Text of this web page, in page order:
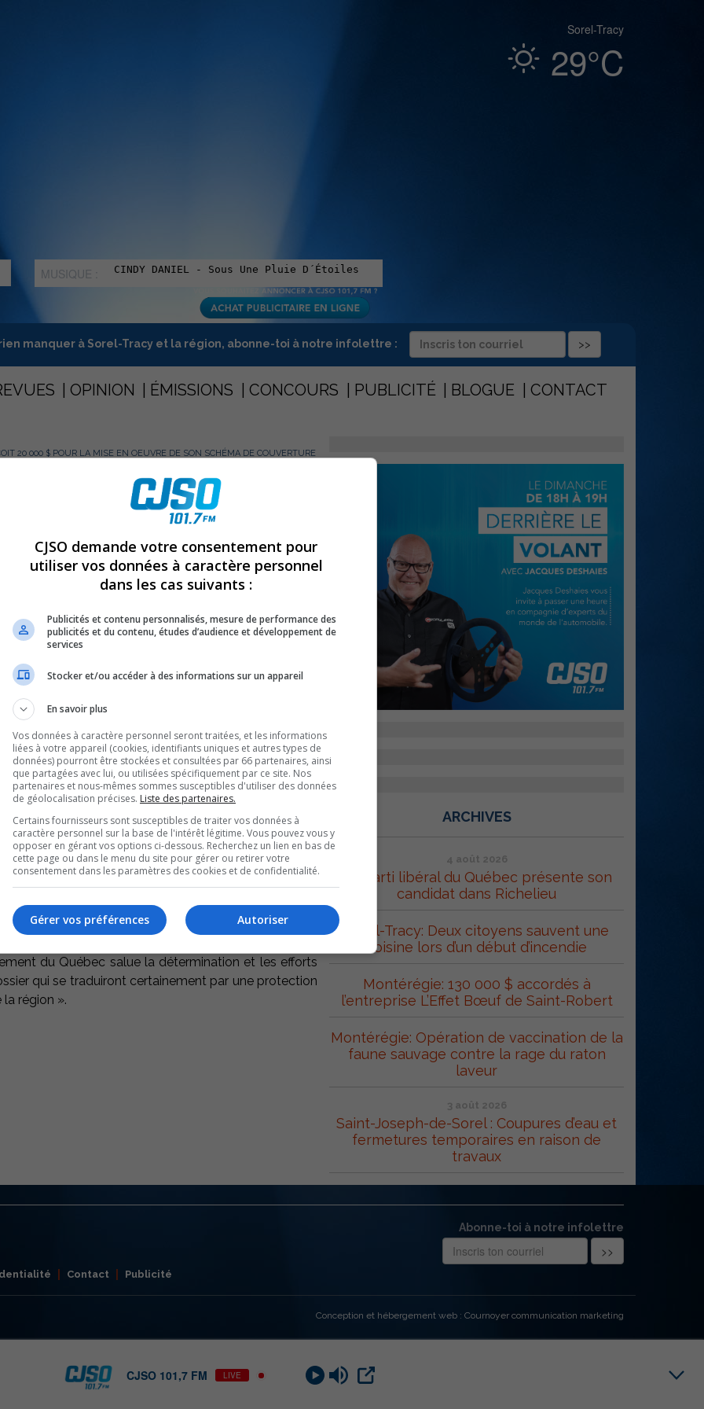
Sorel-Tracy
29°C
MUSIQUE :
manquer à Sorel-Tracy et la région, abonne-toi à notre infolettre :
OPINION ÉMISSIONS CONCOURS PUBLICITÉ BLOGUE CONTACT
20 000 $ POUR LA MISE EN OEUVRE DE SON SCHÉMA DE COUVERTURE
20 000 $ pour la mise en
de risques
ministre responsable de la région de la Montérégie,
au ministre de la Sécurité publique, M. Robert Dutil,
Saurel, de 20 000 $ pour la mise en oeuvre de son
Cette somme complète la contribution totale
Programme d’aide financière aux MRC et autres
en oeuvre de schémas de couverture de risques.
risques sont au cœur de la mise en oeuvre de la Loi
Concrètement, ils visent à améliorer la connaissance
Ainsi, ils permettent non seulement d’assurer
optimisant les ressources, mais ils offrent également
d’incendie et facilitent le travail des intervenants du
pour les 103 autorités régionales et pour les
la MRC de Pierre-De Saurel a établi les assises
son schéma et ainsi améliorer l’organisation de la
du Québec salue la détermination et les efforts
qui se traduiront certainement par une protection
région ».
ARCHIVES
4 août 2026
Le Parti libéral du Québec présente son
candidat dans Richelieu
Sorel-Tracy: Deux citoyens sauvent une
voisine lors d’un début d’incendie
Montérégie: 130 000 $ accordés à
l’entreprise L’Effet Bœuf de Saint-Robert
Montérégie: Opération de vaccination de la
faune sauvage contre la rage du raton
laveur
3 août 2026
Saint-Joseph-de-Sorel : Coupures d’eau et
fermetures temporaires en raison de
travaux
Abonne-toi à notre infolettre
Contact Publicité
Conception et hébergement web : Cournoyer communication marketing
CJSO 101,7 FM LIVE
CJSO demande votre consentement pour
utiliser vos données à caractère personnel
dans les cas suivants :
Publicités et contenu personnalisés, mesure de performance des
publicités et du contenu, études d’audience et développement de
services
Stocker et/ou accéder à des informations sur un appareil
En savoir plus
Vos données à caractère personnel seront traitées, et les informations
liées à votre appareil (cookies, identifiants uniques et autres types de
données) pourront être stockées et consultées par 66 partenaires, ainsi
que partagées avec lui, ou utilisées spécifiquement par ce site. Nos
partenaires et nous-mêmes sommes susceptibles d'utiliser des données
de géolocalisation précises. Liste des partenaires.
Certains fournisseurs sont susceptibles de traiter vos données à
caractère personnel sur la base de l'intérêt légitime. Vous pouvez vous y
opposer en gérant vos options ci-dessous. Recherchez un lien en bas de
cette page ou dans le menu du site pour gérer ou retirer votre
consentement dans les paramètres des cookies et de confidentialité.
Autoriser
Gérer vos préférences